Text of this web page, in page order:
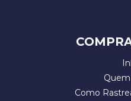
Como